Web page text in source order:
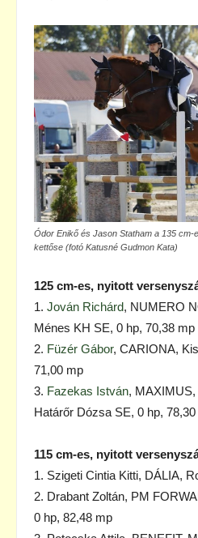
Ódor Enikő és Jason Statham a 135 cm-
kettőse (fotó Katusné Gudmon Kata)
125 cm-es, nyitott
1. Jován Richárd, NUMERO
Ménes KH SE, 0 hp, 70,38 mp
2. Füzér Gábor, CARIONA,
71,00 mp
3. Fazekas István,
Határőr Dózsa SE, 0 hp,
115 cm-es, nyitott
1. Szigeti Cintia Kitti, DÁLIA,
2. Drabant Zoltán, PM
0 hp, 82,48 mp